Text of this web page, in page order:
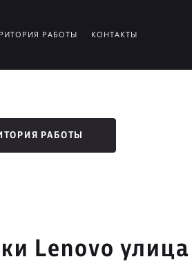
РАБОТЫ КОНТАКТЫ
РАБОТЫ
Lenovo улица